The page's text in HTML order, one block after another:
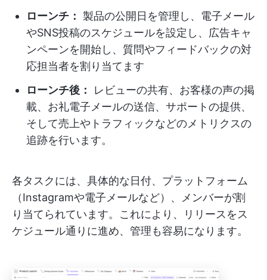
ローンチ：
製品の公開日を管理し、電子メール
やSNS投稿のスケジュールを設定し、広告キャ
ンペーンを開始し、質問やフィードバックの対
応担当者を割り当てます
ローンチ後：
レビューの共有、お客様の声の掲
載、お礼電子メールの送信、サポートの提供、
そして売上やトラフィックなどのメトリクスの
追跡を行います。
各タスクには、具体的な日付、プラットフォーム
（Instagramや電子メールなど）、メンバーが割
り当てられています。これにより、リリースをス
ケジュール通りに進め、管理も容易になります。